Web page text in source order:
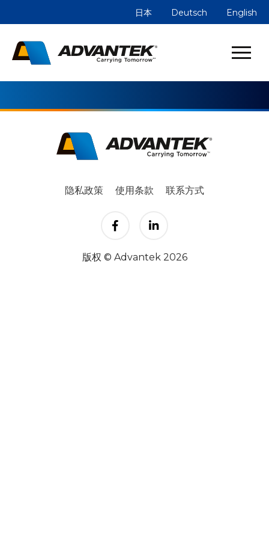
日本 Deutsch English
黄以顺
隐私政策 使用条款 联系方式
版权 © Advantek 2026